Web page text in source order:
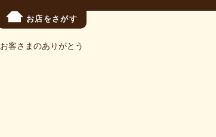
お店をさがす
お客さまのありがとう